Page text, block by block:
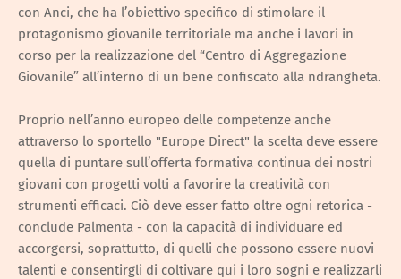
con Anci, che ha l’obiettivo specifico di stimolare il
protagonismo giovanile territoriale ma anche i lavori in
corso per la realizzazione del “Centro di Aggregazione
Giovanile” all’interno di un bene confiscato alla ndrangheta.
Proprio nell’anno europeo delle competenze anche
attraverso lo sportello "Europe Direct" la scelta deve essere
quella di puntare sull’offerta formativa continua dei nostri
giovani con progetti volti a favorire la creatività con
strumenti efficaci. Ciò deve esser fatto oltre ogni retorica -
conclude Palmenta - con la capacità di individuare ed
accorgersi, soprattutto, di quelli che possono essere nuovi
talenti e consentirgli di coltivare qui i loro sogni e realizzarli